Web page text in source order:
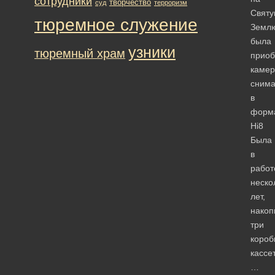
была
в
Hi8
Была
в
лет,
три
суд творчество терроризм
тюремное служение
тюремный храм узники